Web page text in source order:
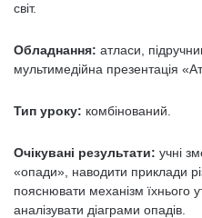
світ.
Обладнання: атласи,
мультимедійна презентація
Тип уроку: комбінований.
Очікувані результати: учні
«опади», наводити приклади
пояснювати механізм їхнього
аналізувати діаграми опадів.